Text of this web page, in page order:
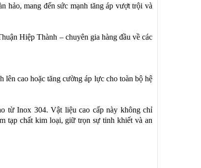
hảo, mang đến sức mạnh tăng áp vượt trội và
Hiệp Thành – chuyên gia hàng đầu về các
cao hoặc tăng cường áp lực cho toàn bộ hệ
từ Inox 304. Vật liệu cao cấp này không chỉ
tạp chất kim loại, giữ trọn sự tinh khiết và an